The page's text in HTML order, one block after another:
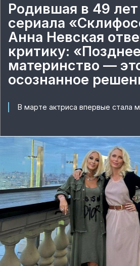
Родившая в 49 лет
сериала
Анна Невская
критику: «Позднее
материнство —
осознанное
В марте актриса впервые стала